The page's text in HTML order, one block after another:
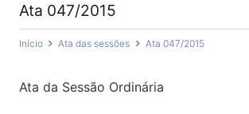
Ata 047/2015
Início Ata das sessões Ata 047/2015
Ata da Sessão Ordinária